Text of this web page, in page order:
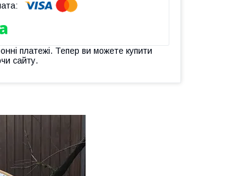
платежі. Тепер ви можете купити
сайту.